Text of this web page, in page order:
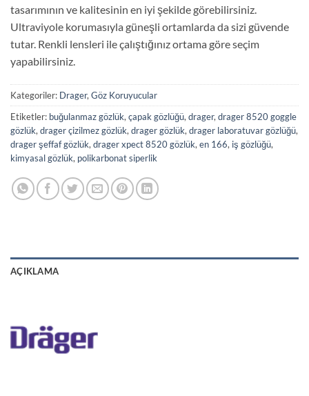
tasarımının ve kalitesinin en iyi şekilde görebilirsiniz.
Ultraviyole korumasıyla güneşli ortamlarda da sizi güvende
tutar. Renkli lensleri ile çalıştığınız ortama göre seçim
yapabilirsiniz.
Kategoriler: Drager,Göz Koruyucular
Etiketler: buğulanmaz gözlük,çapak gözlüğü,drager,drager 8520 goggle
gözlük,drager çizilmez gözlük,drager gözlük,drager laboratuvar gözlüğü,
drager şeffaf gözlük,drager xpect 8520 gözlük,en 166, iş gözlüğü,
kimyasal gözlük, polikarbonat siperlik
AÇIKLAMA